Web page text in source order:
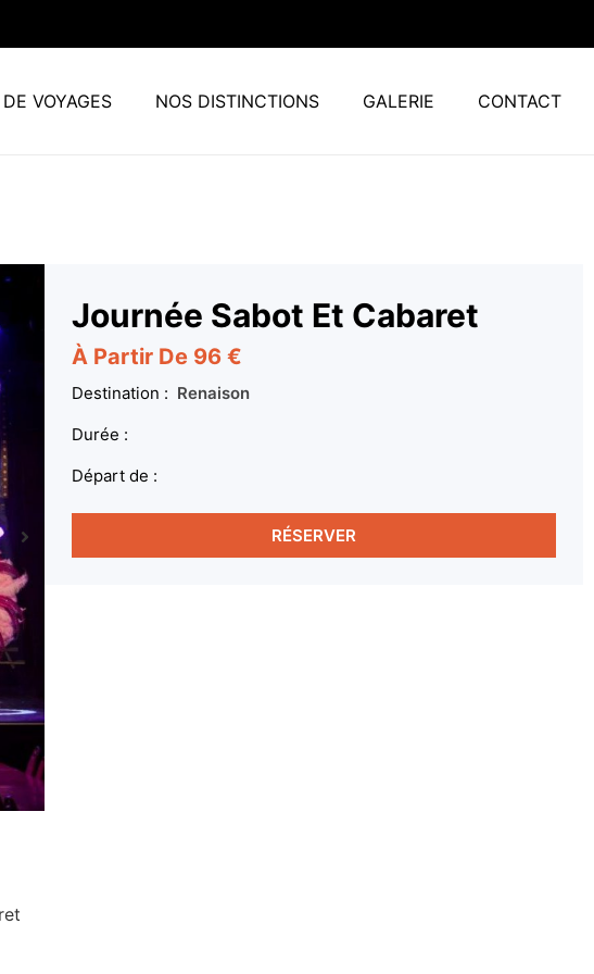
VOYAGES NOS DISTINCTIONS GALERIE CONTACT
Journée Sabot Et Cabaret
À Partir De 96 €
Destination : Renaison
Durée :
Départ de :
RÉSERVER